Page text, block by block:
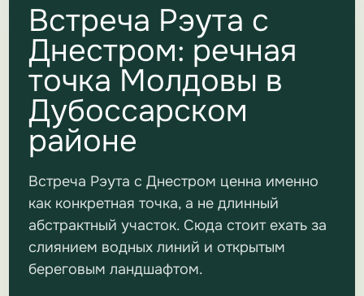
Встреча Рэута с
Днестром: речная
точка Молдовы в
Дубоссарском
районе
Встреча Рэута с Днестром ценна именно
как конкретная точка, а не длинный
абстрактный участок. Сюда стоит ехать за
слиянием водных линий и открытым
береговым ландшафтом.